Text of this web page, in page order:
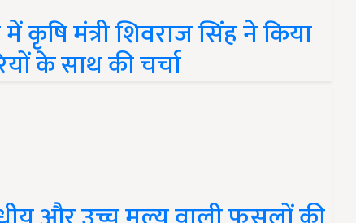
में कृषि मंत्री शिवराज सिंह ने किया
के साथ की चर्चा
और उच्च मूल्य वाली फसलों की